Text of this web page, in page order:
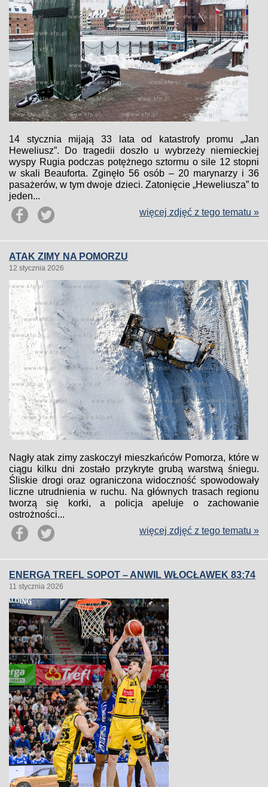
14 stycznia mijają 33 lata od katastrofy promu „Jan
Heweliusz”. Do tragedii doszło u wybrzeży niemieckiej
wyspy Rugia podczas potężnego sztormu o sile 12 stopni
w skali Beauforta. Zginęło 56 osób – 20 marynarzy i 36
pasażerów, w tym dwoje dzieci. Zatonięcie „Heweliusza” to
jeden...
więcej zdjęć z tego tematu »
ATAK ZIMY NA POMORZU
12 stycznia 2026
Nagły atak zimy zaskoczył mieszkańców Pomorza, które w
ciągu kilku dni zostało przykryte grubą warstwą śniegu.
Śliskie drogi oraz ograniczona widoczność spowodowały
liczne utrudnienia w ruchu. Na głównych trasach regionu
tworzą się korki, a policja apeluje o zachowanie
ostrożności...
więcej zdjęć z tego tematu »
ENERGA TREFL SOPOT – ANWIL WŁOCŁAWEK 83:74
11 stycznia 2026